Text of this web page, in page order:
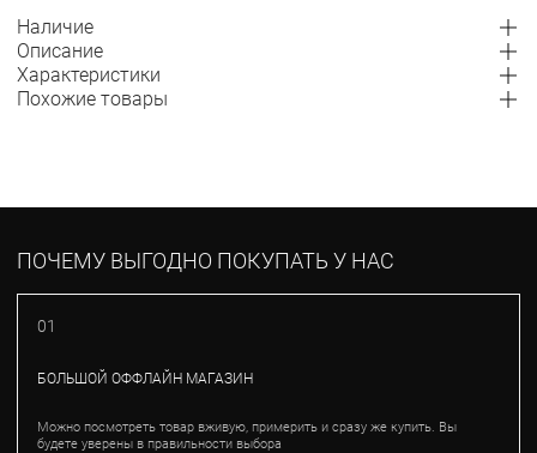
Наличие
Описание
Характеристики
Похожие товары
ПОЧЕМУ ВЫГОДНО ПОКУПАТЬ У НАС
01
БОЛЬШОЙ ОФФЛАЙН МАГАЗИН
Можно посмотреть товар вживую, примерить и сразу же купить. Вы
будете уверены в правильности выбора